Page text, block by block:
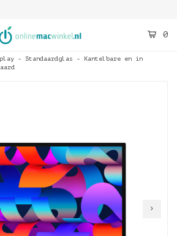
0
- Standaardglas - Kantelbare en in